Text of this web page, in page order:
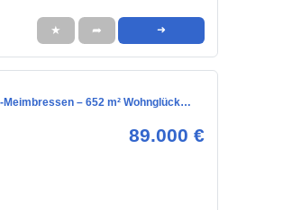
★ ➦ ➜
– 652 m² Wohnglück…
89.000 €